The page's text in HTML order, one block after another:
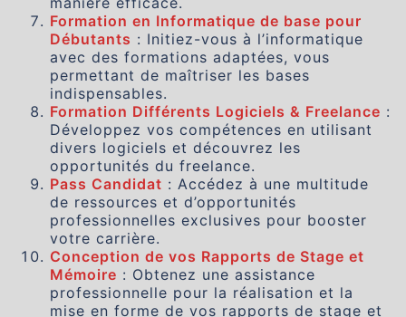
Formation en Informatique de base pour
Débutants : Initiez-vous à l’informatique
avec des formations adaptées, vous
permettant de maîtriser les bases
indispensables.
Formation Différents Logiciels & Freelance :
Développez vos compétences en utilisant
divers logiciels et découvrez les
opportunités du freelance.
Pass Candidat : Accédez à une multitude
de ressources et d’opportunités
professionnelles exclusives pour booster
votre carrière.
Conception de vos Rapports de Stage et
Mémoire : Obtenez une assistance
professionnelle pour la réalisation et la
mise en forme de vos rapports de stage et